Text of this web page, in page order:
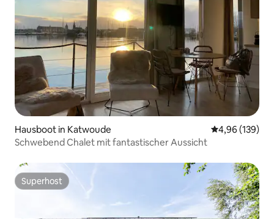
Hausboot in Katwoude
4,96 (139)
Schwebend Chalet mit fantastischer Aussicht
Superhost
Superhost